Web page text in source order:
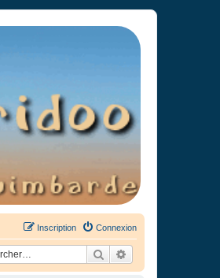
Connexion
Inscription
Rechercher